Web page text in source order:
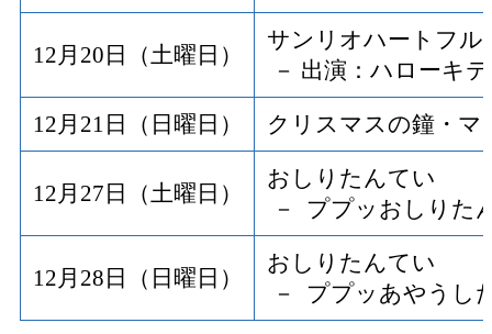
12月20日（土曜日）
サンリオハートフ
－ 出演：ハローキ
12月21日（日曜日） クリスマスの鐘・マ
12月27日（土曜日）
おしりたんてい
－ ププッおしりた
12月28日（日曜日）
おしりたんてい
－ ププッあやうし